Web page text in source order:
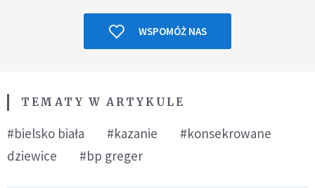
WSPOMÓŻ NAS
TEMATY W ARTYKULE
#bielsko biała #kazanie
#konsekrowane
dziewice
#bp greger